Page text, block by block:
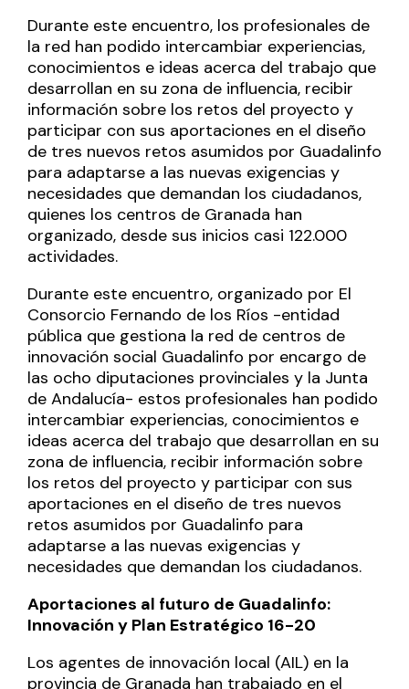
Durante este encuentro, los profesionales de
la red han podido intercambiar experiencias,
conocimientos e ideas acerca del trabajo que
desarrollan en su zona de influencia, recibir
información sobre los retos del proyecto y
participar con sus aportaciones en el diseño
de tres nuevos retos asumidos por Guadalinfo
para adaptarse a las nuevas exigencias y
necesidades que demandan los ciudadanos,
quienes los centros de Granada han
organizado, desde sus inicios casi 122.000
actividades.
Durante este encuentro, organizado por El
Consorcio Fernando de los Ríos -entidad
pública que gestiona la red de centros de
innovación social Guadalinfo por encargo de
las ocho diputaciones provinciales y la Junta
de Andalucía- estos profesionales han podido
intercambiar experiencias, conocimientos e
ideas acerca del trabajo que desarrollan en su
zona de influencia, recibir información sobre
los retos del proyecto y participar con sus
aportaciones en el diseño de tres nuevos
retos asumidos por Guadalinfo para
adaptarse a las nuevas exigencias y
necesidades que demandan los ciudadanos.
Aportaciones al futuro de Guadalinfo:
Innovación y Plan Estratégico 16-20
Los agentes de innovación local (AIL) en la
provincia de Granada han trabajado en el